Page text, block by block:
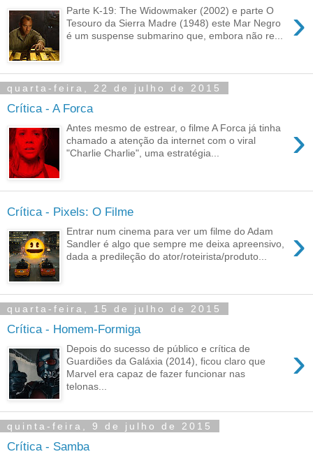
›
Parte K-19: The Widowmaker (2002) e parte O
Tesouro da Sierra Madre (1948) este Mar Negro
é um suspense submarino que, embora não re...
quarta-feira, 22 de julho de 2015
Crítica - A Forca
›
Antes mesmo de estrear, o filme A Forca já tinha
chamado a atenção da internet com o viral
"Charlie Charlie", uma estratégia...
Crítica - Pixels: O Filme
›
Entrar num cinema para ver um filme do Adam
Sandler é algo que sempre me deixa apreensivo,
dada a predileção do ator/roteirista/produto...
quarta-feira, 15 de julho de 2015
Crítica - Homem-Formiga
›
Depois do sucesso de público e crítica de
Guardiões da Galáxia (2014), ficou claro que
Marvel era capaz de fazer funcionar nas
telonas...
quinta-feira, 9 de julho de 2015
Crítica - Samba